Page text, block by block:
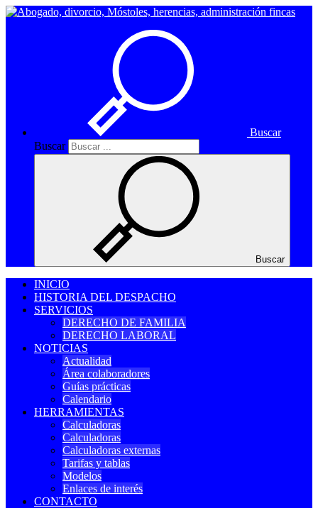
Buscar
Buscar
Buscar
INICIO
HISTORIA DEL DESPACHO
SERVICIOS
DERECHO DE FAMILIA
DERECHO LABORAL
NOTICIAS
Actualidad
Área colaboradores
Guías prácticas
Calendario
HERRAMIENTAS
Calculadoras
Calculadoras
Calculadoras externas
Tarifas y tablas
Modelos
Enlaces de interés
CONTACTO